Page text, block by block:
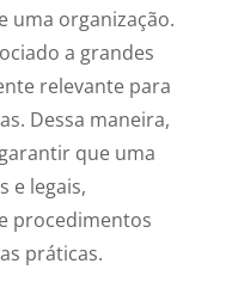
uma organização.
a grandes
relevante para
Dessa maneira,
que uma
e legais,
procedimentos
práticas.